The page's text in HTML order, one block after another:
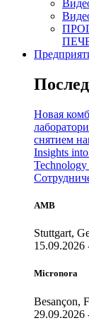
Новая
снятием
Insights
AMB
Stuttgart,
15.09.2026
Micronora
Besançon,
29.09.2026